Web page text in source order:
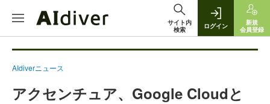
サイト内
検索
ログイン
新規
会員登録
AIdiverニュース
アクセンチュア、Google Cloudと